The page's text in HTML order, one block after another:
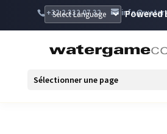
+32 2 332 07 32 Powered
Sélectionner une page